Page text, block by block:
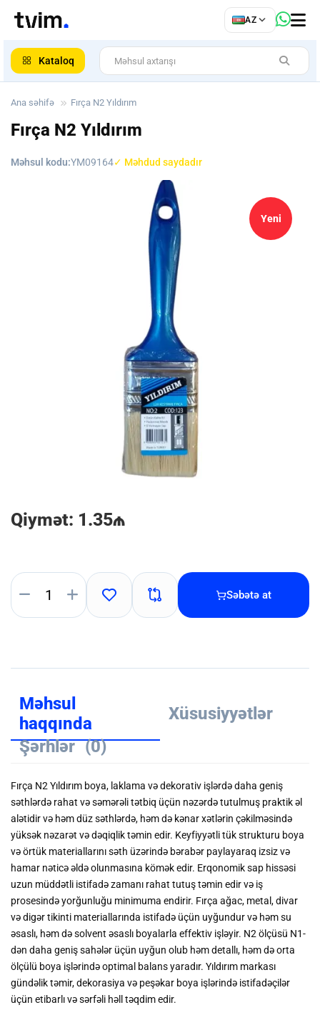
AZ
Kataloq
Ana səhifə Fırça N2 Yıldırım
Fırça N2 Yıldırım
Məhsul kodu:YM09164✓ Məhdud saydadır
Yeni
Qiymət: 1.35₼
Səbətə at
Məhsul
haqqında
Xüsusiyyətlər
Şərhlər (0)
Fırça N2 Yıldırım boya, laklama və dekorativ işlərdə daha geniş
səthlərdə rahat və səmərəli tətbiq üçün nəzərdə tutulmuş praktik əl
alətidir və həm düz səthlərdə, həm də kənar xətlərin çəkilməsində
yüksək nəzarət və dəqiqlik təmin edir. Keyfiyyətli tük strukturu boya
və örtük materiallarını səth üzərində bərabər paylayaraq izsiz və
hamar nəticə əldə olunmasına kömək edir. Erqonomik sap hissəsi
uzun müddətli istifadə zamanı rahat tutuş təmin edir və iş
prosesində yorğunluğu minimuma endirir. Fırça ağac, metal, divar
və digər tikinti materiallarında istifadə üçün uyğundur və həm su
əsaslı, həm də solvent əsaslı boyalarla effektiv işləyir. N2 ölçüsü N1-
dən daha geniş sahələr üçün uyğun olub həm detallı, həm də orta
ölçülü boya işlərində optimal balans yaradır. Yıldırım markası
gündəlik təmir, dekorasiya və peşəkar boya işlərində istifadəçilər
üçün etibarlı və sərfəli həll təqdim edir.